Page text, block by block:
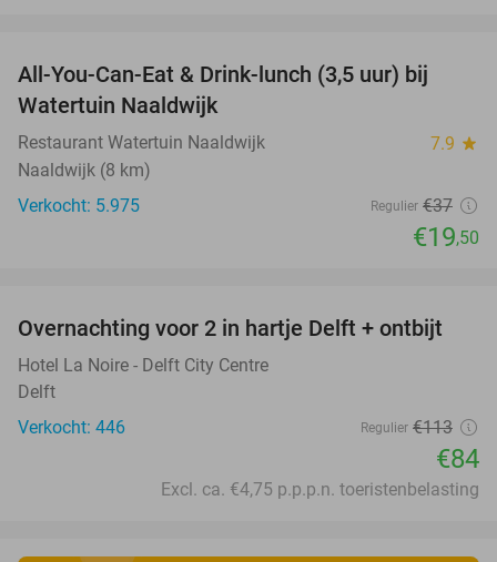
All-You-Can-Eat & Drink-lunch (3,5 uur) bij
Watertuin Naaldwijk
Restaurant Watertuin Naaldwijk 7.9 star
Naaldwijk (8 km)
Verkocht: 5.975
Regulier €37
€19,50
26%
Overnachting voor 2 in hartje Delft + ontbijt
Hotel La Noire - Delft City Centre
Delft
Verkocht: 446
Regulier €113
€84
Excl. ca. €4,75 p.p.p.n. toeristenbelasting